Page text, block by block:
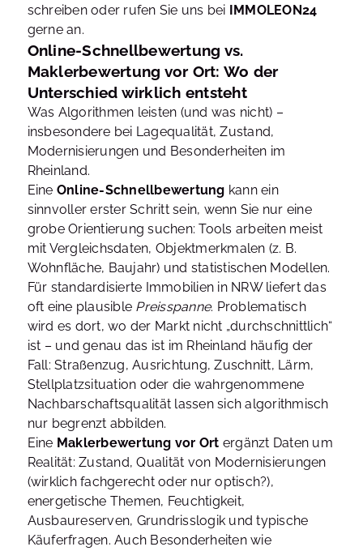
schreiben oder rufen Sie uns bei
IMMOLEON24
gerne an.
Online-Schnellbewertung vs.
Maklerbewertung vor Ort: Wo der
Unterschied wirklich entsteht
Was Algorithmen leisten (und was nicht) –
insbesondere bei Lagequalität, Zustand,
Modernisierungen und Besonderheiten im
Rheinland.
Eine Online-Schnellbewertung kann ein
sinnvoller erster Schritt sein, wenn Sie nur eine
grobe Orientierung suchen: Tools arbeiten meist
mit Vergleichsdaten, Objektmerkmalen (z. B.
Wohnfläche, Baujahr) und statistischen Modellen.
Für standardisierte Immobilien in NRW liefert das
oft eine plausible Preisspanne. Problematisch
wird es dort, wo der Markt nicht „durchschnittlich“
ist – und genau das ist im Rheinland häufig der
Fall: Straßenzug, Ausrichtung, Zuschnitt, Lärm,
Stellplatzsituation oder die wahrgenommene
Nachbarschaftsqualität lassen sich algorithmisch
nur begrenzt abbilden.
Eine Maklerbewertung vor Ort ergänzt Daten um
Realität: Zustand, Qualität von Modernisierungen
(wirklich fachgerecht oder nur optisch?),
energetische Themen, Feuchtigkeit,
Ausbaureserven, Grundrisslogik und typische
Käuferfragen. Auch Besonderheiten wie